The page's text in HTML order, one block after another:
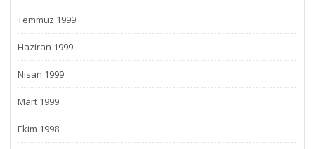
Temmuz 1999
Haziran 1999
Nisan 1999
Mart 1999
Ekim 1998